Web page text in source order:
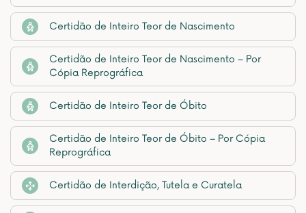
Certidão de Inteiro Teor de Nascimento
Certidão de Inteiro Teor de Nascimento – Por
Cópia Reprográfica
Certidão de Inteiro Teor de Óbito
Certidão de Inteiro Teor de Óbito – Por Cópia
Reprográfica
Certidão de Interdição, Tutela e Curatela